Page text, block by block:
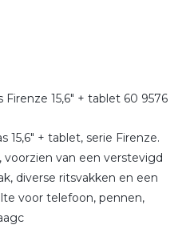
15,6" + tablet 60 9576
15,6" + tablet, serie Firenze.
voorzien van een verstevigd
diverse ritsvakken en een
voor telefoon, pennen,